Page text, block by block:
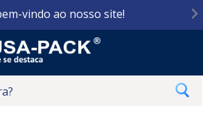
vindo ao nosso site!